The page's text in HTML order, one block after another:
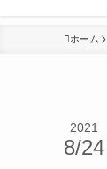
ホーム
2021
8/24